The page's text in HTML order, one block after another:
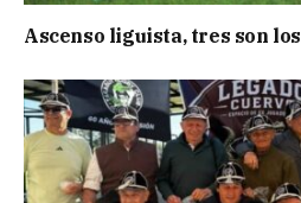
Ascenso liguista, tres son